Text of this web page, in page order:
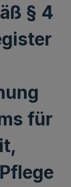
§ 4
für